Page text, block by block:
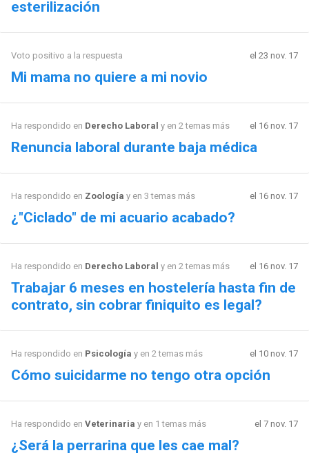
esterilización
Voto positivo a la respuesta el 23 nov. 17
Mi mama no quiere a mi novio
Ha respondido en Derecho Laboral y en 2 temas más el 16 nov. 17
Renuncia laboral durante baja médica
Ha respondido en Zoología y en 3 temas más el 16 nov. 17
¿"Ciclado" de mi acuario acabado?
Ha respondido en Derecho Laboral y en 2 temas más el 16 nov. 17
Trabajar 6 meses en hostelería hasta fin de
contrato, sin cobrar finiquito es legal?
Ha respondido en Psicología y en 2 temas más el 10 nov. 17
Cómo suicidarme no tengo otra opción
Ha respondido en Veterinaria y en 1 temas más el 7 nov. 17
¿Será la perrarina que les cae mal?